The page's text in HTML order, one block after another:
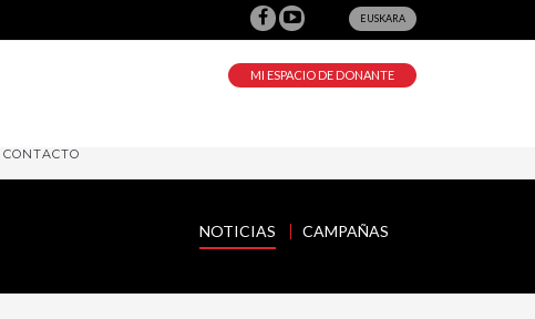
EUSKARA
MI ESPACIO DE DONANTE
CONTACTO
NOTICIAS CAMPAÑAS